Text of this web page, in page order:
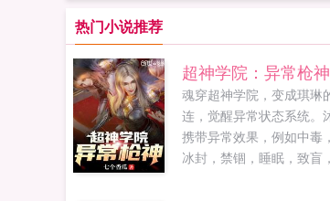
热门小说推荐
超神学院：异常枪神
魂穿超神学院，变成琪琳
连，觉醒异常状态系统。
携带异常效果，例如中毒
冰封，禁锢，睡眠，致盲